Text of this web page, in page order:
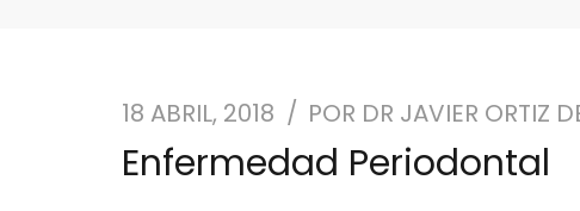
18 ABRIL, 2018 POR DR JAVIER ORTIZ
Enfermedad Periodontal